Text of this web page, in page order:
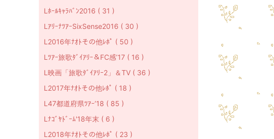
Lﾎｰﾙｷｬﾗﾊﾞﾝ2016 ( 31 )
LｱﾘｰﾅﾂｱｰSixSense2016 ( 30 )
L2016年ﾅｵﾄその他ﾚﾎﾟ ( 50 )
Lﾂｱｰ旅歌ﾀﾞｲｱﾘｰ＆FC感’17 ( 16 )
L映画「旅歌ﾀﾞｲｱﾘｰ2」＆TV ( 36 )
L2017年ﾅｵﾄその他ﾚﾎﾟ ( 18 )
L47都道府県ﾂｱｰ’18 ( 85 )
Lﾅｺﾞﾔﾄﾞｰﾑ'18年末 ( 6 )
L2018年ﾅｵﾄその他ﾚﾎﾟ ( 23 )